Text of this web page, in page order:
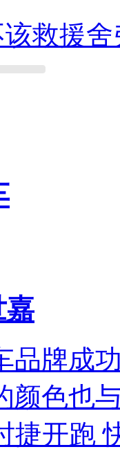
救援舍
品牌成
颜色也
捷开跑